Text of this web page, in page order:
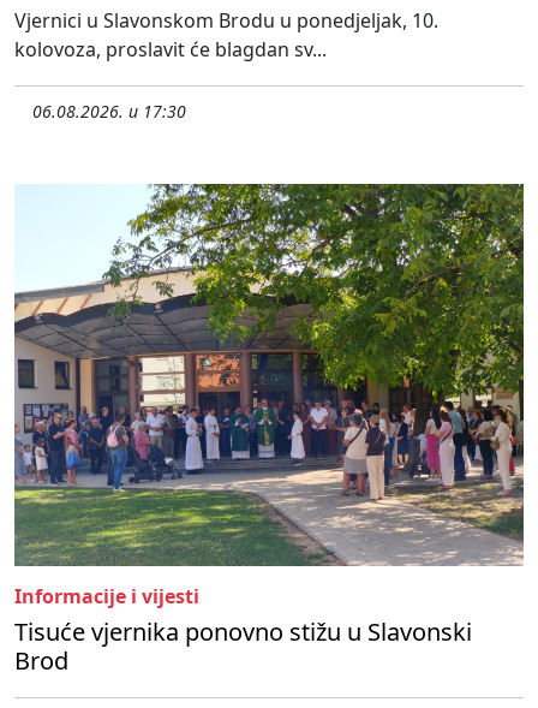
Vjernici u Slavonskom Brodu u ponedjeljak, 10.
kolovoza, proslavit će blagdan sv...
06.08.2026. u 17:30
Informacije i vijesti
Tisuće vjernika ponovno stižu u Slavonski
Brod